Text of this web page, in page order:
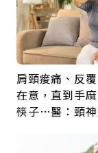
肩頸痠痛、反
在意，直到手
筷子…醫：頸神